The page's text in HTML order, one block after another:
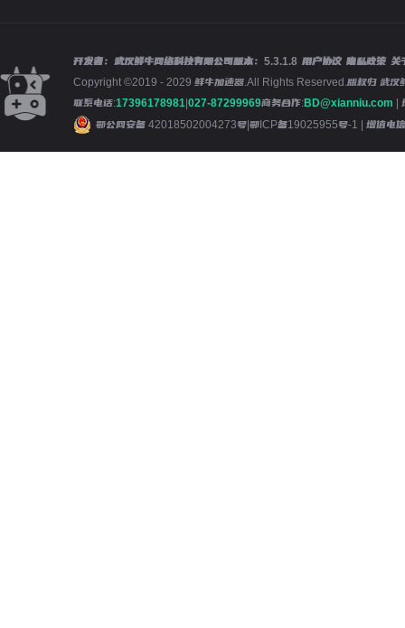
开发者：武汉鲜牛网络科技有限公司版本： 5.3.1.8 用户协议 隐私政策 关
Copyright ©2019 - 2029 鲜牛加速器.All Rights Reserved.版权归 武汉
联系电话:17396178981 027-87299969商务合作:BD@xianniu.com |
鄂公网安备 42018502004273号 鄂ICP备19025955号-1 | 增值电